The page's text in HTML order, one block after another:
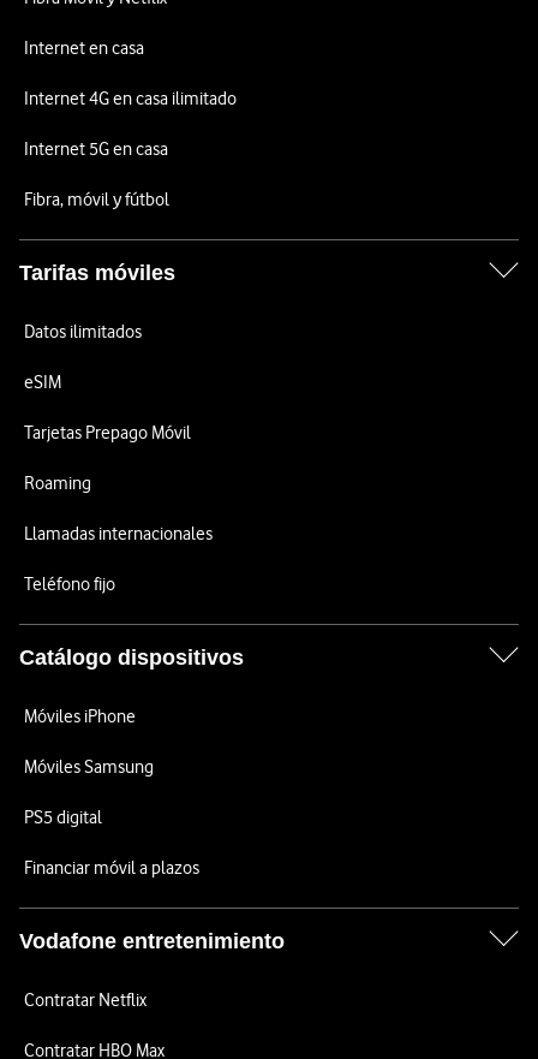
Internet en casa
Internet 4G en casa ilimitado
Internet 5G en casa
Fibra, móvil y fútbol
Tarifas móviles
Datos ilimitados
eSIM
Tarjetas Prepago Móvil
Roaming
Llamadas internacionales
Teléfono fijo
Catálogo dispositivos
Móviles iPhone
Móviles Samsung
PS5 digital
Financiar móvil a plazos
Vodafone entretenimiento
Contratar Netflix
Contratar HBO Max